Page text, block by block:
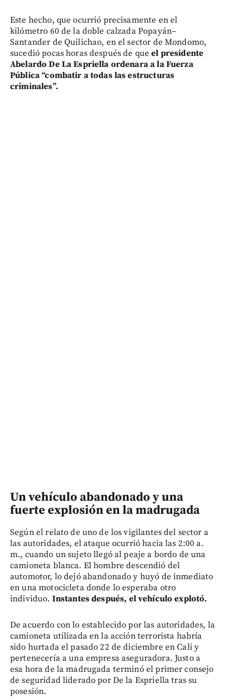
Este hecho, que ocurrió precisamente en el
kilómetro 60 de la doble calzada Popayán–
Santander de Quilichao, en el sector de Mondomo,
sucedió pocas horas después de queel presidente
Abelardo De La Espriella ordenara a la Fuerza
Pública “combatir a todas las estructuras
criminales”.
Un vehículo abandonado y una
fuerte explosión en la madrugada
Según el relato de uno de los vigilantes del sector a
las autoridades, el ataque ocurrió hacia las 2:00 a.
m., cuando un sujeto llegó al peaje a bordo de una
camioneta blanca. El hombre descendió del
automotor, lo dejó abandonado y huyó de inmediato
en una motocicleta donde lo esperaba otro
individuo. Instantes después, el vehículo explotó.
De acuerdo con lo establecido por las autoridades, la
camioneta utilizada en la acción terrorista habría
sido hurtada el pasado 22 de diciembre en Cali y
pertenecería a una empresa aseguradora. Justo a
esa hora de la madrugada terminó el primer consejo
de seguridad liderado por De la Espriella tras su
posesión.